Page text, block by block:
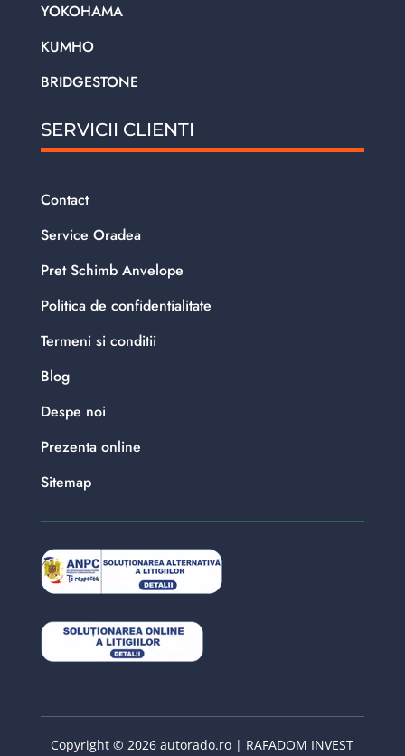
YOKOHAMA
KUMHO
BRIDGESTONE
SERVICII CLIENTI
Contact
Service Oradea
Pret Schimb Anvelope
Politica de confidentialitate
Termeni si conditii
Blog
Despe noi
Prezenta online
Sitemap
Copyright © 2026 autorado.ro | RAFADOM INVEST